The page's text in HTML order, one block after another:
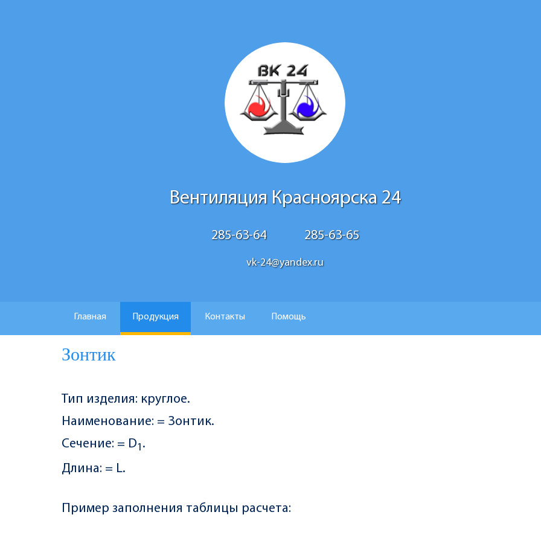
Вентиляция Красноярска 24
285-63-64 285-63-65
vk-24@yandex.ru
Главная Продукция Контакты Помощь
Зонтик
Тип изделия: круглое.
Наименование: = Зонтик.
Сечение: = D1 .
Длина: = L.
Пример заполнения таблицы расчета: